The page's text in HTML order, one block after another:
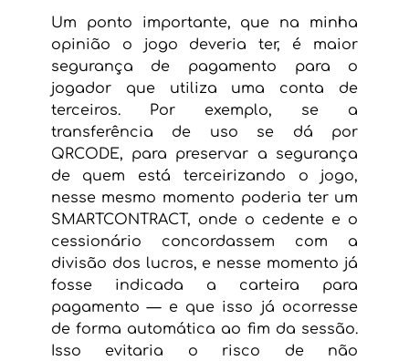
Um ponto importante, que na minha
opinião o jogo deveria ter, é maior
segurança de pagamento para o
jogador que utiliza uma conta de
terceiros. Por exemplo, se a
transferência de uso se dá por
QRCODE, para preservar a segurança
de quem está terceirizando o jogo,
nesse mesmo momento poderia ter um
SMARTCONTRACT, onde o cedente e o
cessionário concordassem com a
divisão dos lucros, e nesse momento já
fosse indicada a carteira para
pagamento — e que isso já ocorresse
de forma automática ao fim da sessão.
Isso evitaria o risco de não